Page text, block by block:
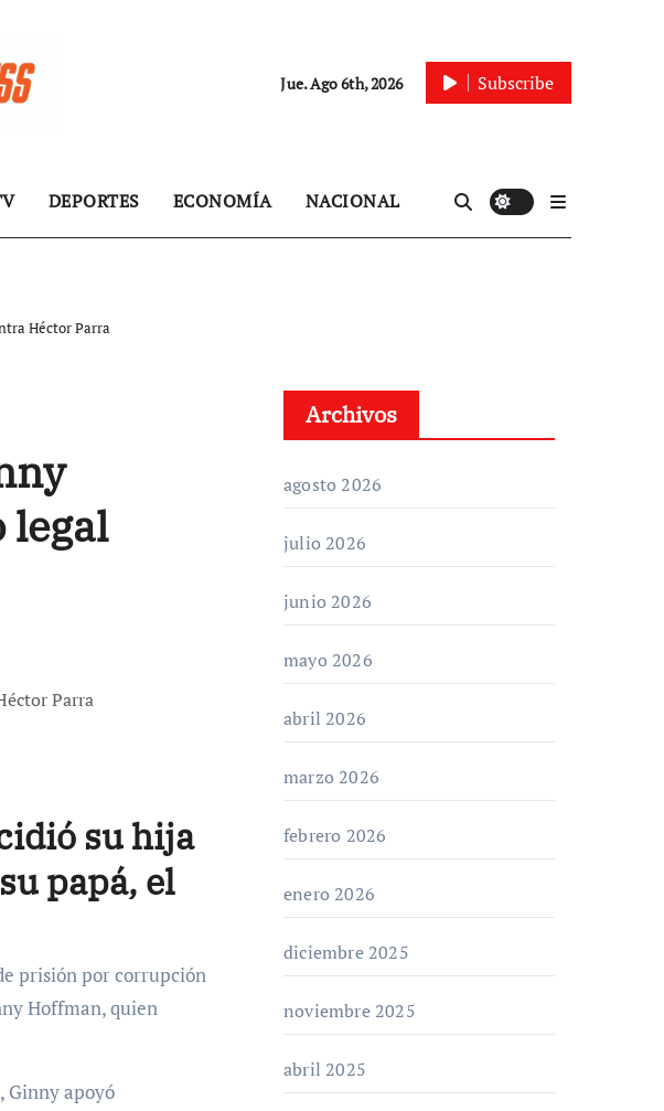
Jue. Ago 6th, 2026 Subscribe
DEPORTES ECONOMÍA NACIONAL
Héctor Parra
legal
su hija
papá, el
Hoffman, quien
Ginny apoyó
Archivos
agosto 2026
julio 2026
junio 2026
mayo 2026
abril 2026
marzo 2026
febrero 2026
enero 2026
diciembre 2025
noviembre 2025
abril 2025